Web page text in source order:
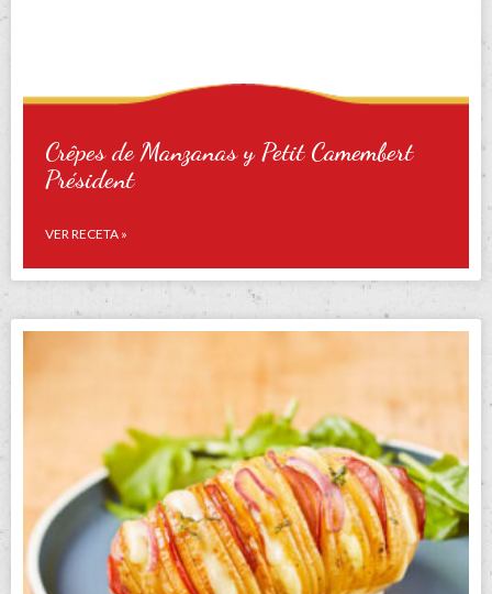
Crêpes de Manzanas y Petit Camembert
Président
VER RECETA »